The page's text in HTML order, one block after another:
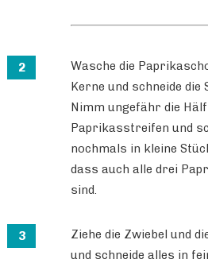
Wasche die
Kerne und schneide die
Nimm ungefähr die
Paprikasstreifen und
nochmals in kleine
dass auch alle drei
sind.
Ziehe die Zwiebel und
und schneide alles in